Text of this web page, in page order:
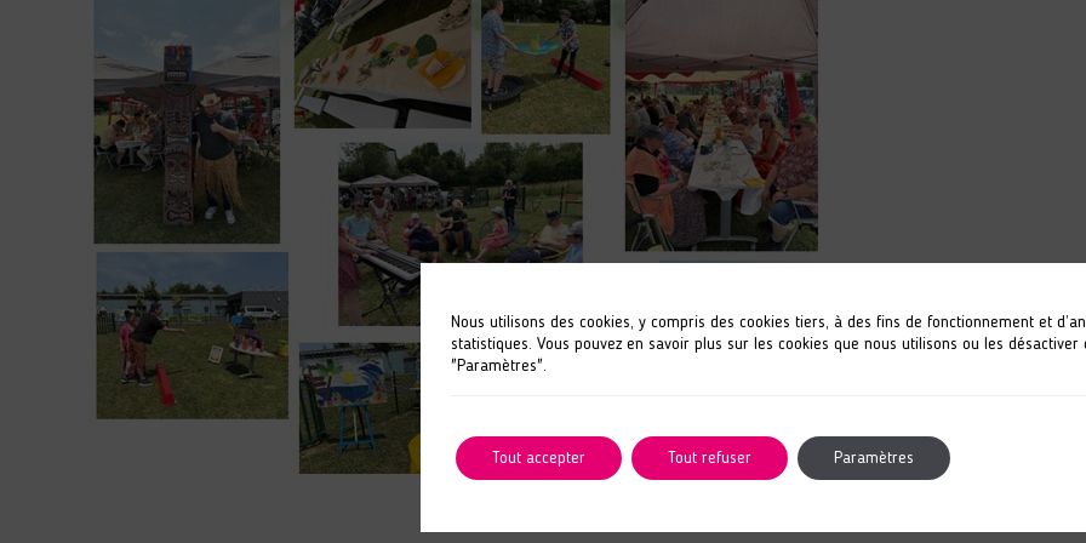
Nous utilisons des cookies, y compris des cookies tiers, à des fins de fonctionnement et
statistiques. Vous pouvez en savoir plus sur les cookies que nous utilisons ou les désactiver
"Paramètres".
Tout accepter Tout refuser Paramètres